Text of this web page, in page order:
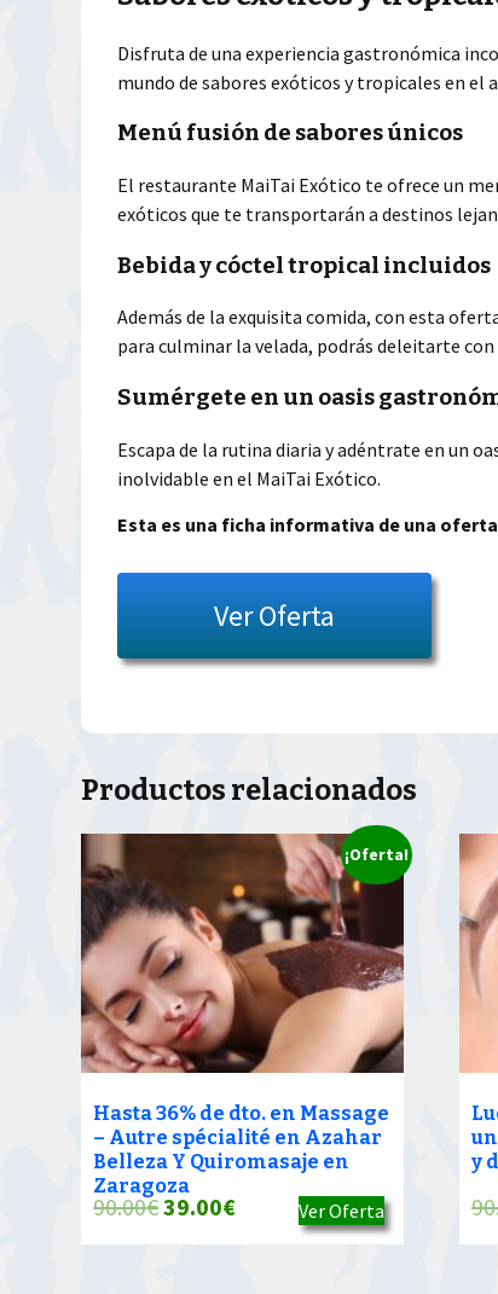
Disfruta de una experiencia gastronómica
mundo de sabores exóticos y tropicales en el
Menú fusión de sabores únicos
El restaurante MaiTai Exótico te ofrece un
exóticos que te transportarán a destinos
Bebida y cóctel tropical incluidos
Además de la exquisita comida, con esta
para culminar la velada, podrás deleitarte
Sumérgete en un oasis
Escapa de la rutina diaria y adéntrate en un
inolvidable en el MaiTai Exótico.
Esta es una ficha informativa de una
Ver Oferta
Productos relacionados
¡Oferta!
Hasta 36% de dto. en Massage
– Autre spécialité en Azahar
Belleza Y Quiromasaje en
Zaragoza
90.00€El
precio
39.00€El
precio
Ver Oferta
y